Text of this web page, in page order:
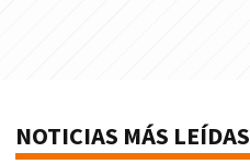
NOTICIAS MÁS LEÍDAS